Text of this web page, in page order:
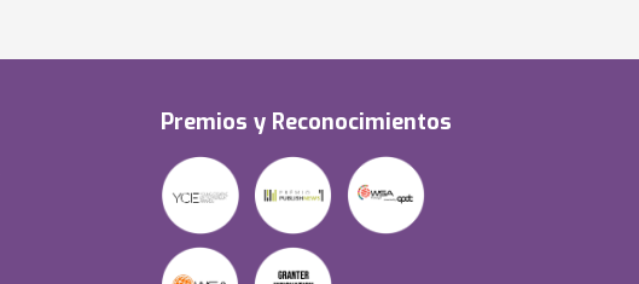
Premios y Reconocimientos